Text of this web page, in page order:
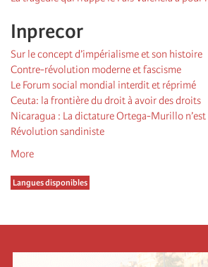
Inprecor
Sur le concept d’impérialisme et son histoire
Contre-révolution moderne et fascisme
Le Forum social mondial interdit et réprimé
Ceuta: la frontière du droit à avoir des droits
Nicaragua : La dictature Ortega-Murillo n’est
Révolution sandiniste
More
Langues disponibles